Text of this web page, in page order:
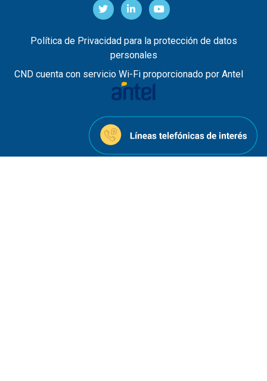
Política de Privacidad para la protección de datos
personales
CND cuenta con servicio Wi-Fi proporcionado por Antel